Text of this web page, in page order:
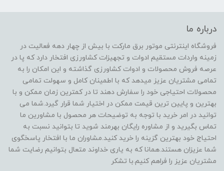
درباره ما
فروشگاه اینترنتی موتور برق مارکت با بیش از چهار دهه فعالیت در
زمینه واردات مستقیم ادوات و تجهیزات کشاورزی افتخار دارد که پا در
عرصه فروش محصولات و ادوات کشاورزی گذاشته و این امکان را به
تمامی مشتریان عزیز میدهد که با اطمینان کامل و سهولت تمامی
محصولات احتیاجی خود را سفارش دهند تا در کمترین زمان ممکن و با
بهترین و پایین ترین قیمت ممکن در اختیار شما قرار گیرد.شما می
توانید در امر خرید با توجه به توضیحات هر محصول با مشاورین ما
تماس بگیرید و از مشاوره رایگان بهرمند شوید تا بتوانید نسبت به
احتیاج خود بهترین گزینه را خرید کنید.مشاوران ما با افتخار پاسخگوی
شما عزیزان هستند.همانا که به یاری خداوند متعال بتوانیم رضایت شما
مشتریان عزیز را فراهم کنیم.با تشکر